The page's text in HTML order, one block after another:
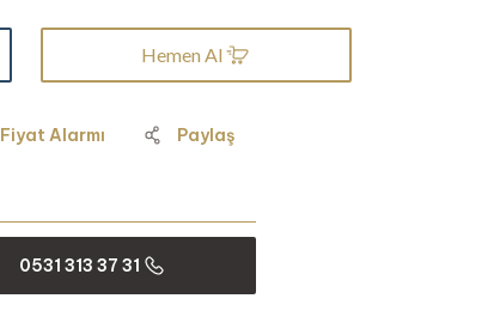
Hemen Al
Fiyat Alarmı Paylaş
0531 313 37 31